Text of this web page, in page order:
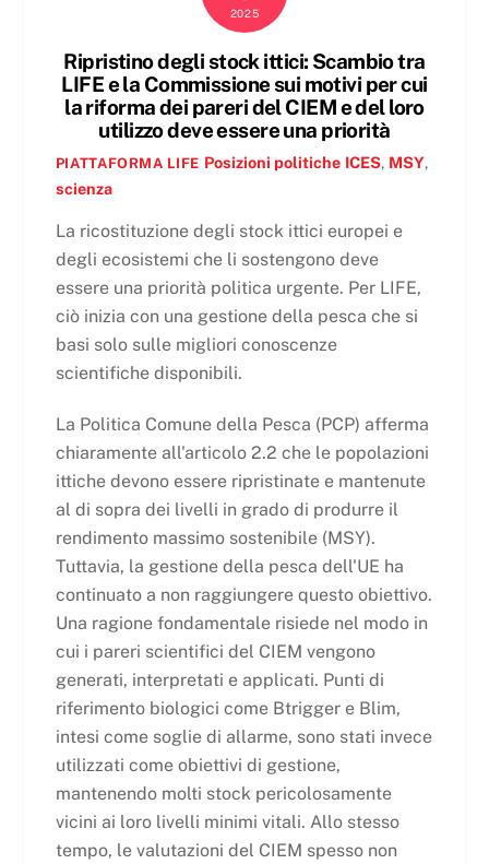
2025
Ripristino degli stock ittici: Scambio tra
LIFE e la Commissione sui motivi per cui
la riforma dei pareri del CIEM e del loro
utilizzo deve essere una priorità
PIATTAFORMA LIFE Posizioni politiche ICES, MSY,
scienza
La ricostituzione degli stock ittici europei e
degli ecosistemi che li sostengono deve
essere una priorità politica urgente. Per LIFE,
ciò inizia con una gestione della pesca che si
basi solo sulle migliori conoscenze
scientifiche disponibili.
La Politica Comune della Pesca (PCP) afferma
chiaramente all'articolo 2.2 che le popolazioni
ittiche devono essere ripristinate e mantenute
al di sopra dei livelli in grado di produrre il
rendimento massimo sostenibile (MSY).
Tuttavia, la gestione della pesca dell'UE ha
continuato a non raggiungere questo obiettivo.
Una ragione fondamentale risiede nel modo in
cui i pareri scientifici del CIEM vengono
generati, interpretati e applicati. Punti di
riferimento biologici come Btrigger e Blim,
intesi come soglie di allarme, sono stati invece
utilizzati come obiettivi di gestione,
mantenendo molti stock pericolosamente
vicini ai loro livelli minimi vitali. Allo stesso
tempo, le valutazioni del CIEM spesso non